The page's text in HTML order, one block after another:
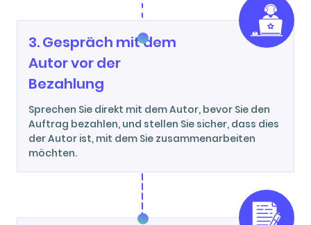
3. Gespräch mit dem
Autor vor der
Bezahlung
Sprechen Sie direkt mit dem Autor, bevor Sie den
Auftrag bezahlen, und stellen Sie sicher, dass dies
der Autor ist, mit dem Sie zusammenarbeiten
möchten.